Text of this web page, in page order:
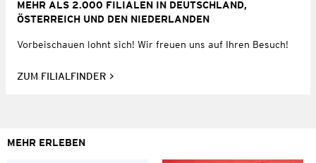
MEHR ALS 2.000 FILIALEN IN DEUTSCHLAND,
ÖSTERREICH UND DEN NIEDERLANDEN
Vorbeischauen lohnt sich! Wir freuen uns auf Ihren Besuch!
ZUM FILIALFINDER
MEHR ERLEBEN